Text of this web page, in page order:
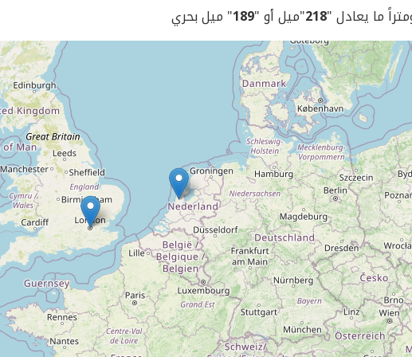
ما يعادل "218"ميل أو "189" ميل بحري